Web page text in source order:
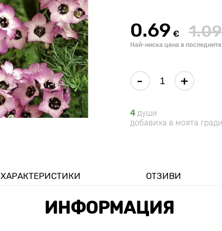
0.69 € 1.09
Най-ниска цена в
- +
4 души
добавиха в моята
ХАРАКТЕРИСТИКИ ОТЗИВИ
ИНФОРМАЦИЯ